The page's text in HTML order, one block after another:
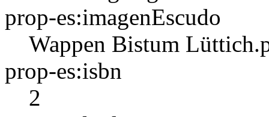
prop-es:imagenEscudo
Wappen Bistum
prop-es:isbn
2